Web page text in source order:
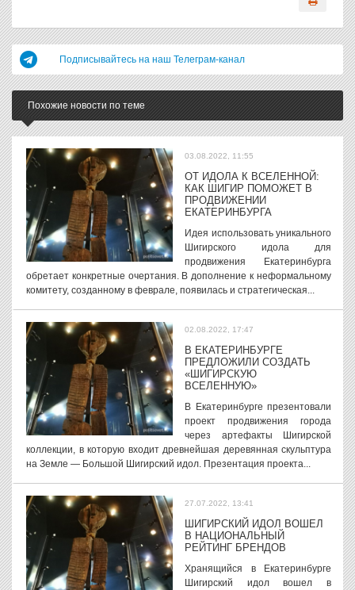
Подписывайтесь на наш Телеграм-канал
Похожие новости по теме
03.08.2022, 11:55
ОТ ИДОЛА К ВСЕЛЕННОЙ:
КАК ШИГИР ПОМОЖЕТ В
ПРОДВИЖЕНИИ
ЕКАТЕРИНБУРГА
Идея использовать уникального
Шигирского идола для
продвижения Екатеринбурга
обретает конкретные очертания. В дополнение к неформальному
комитету, созданному в феврале, появилась и стратегическая...
02.08.2022, 17:47
В ЕКАТЕРИНБУРГЕ
ПРЕДЛОЖИЛИ СОЗДАТЬ
«ШИГИРСКУЮ
ВСЕЛЕННУЮ»
В Екатеринбурге презентовали
проект продвижения города
через артефакты Шигирской
коллекции, в которую входит древнейшая деревянная скульптура
на Земле — Большой Шигирский идол. Презентация проекта...
27.07.2022, 13:41
ШИГИРСКИЙ ИДОЛ ВОШЕЛ
В НАЦИОНАЛЬНЫЙ
РЕЙТИНГ БРЕНДОВ
Хранящийся в Екатеринбурге
Шигирский идол вошел в